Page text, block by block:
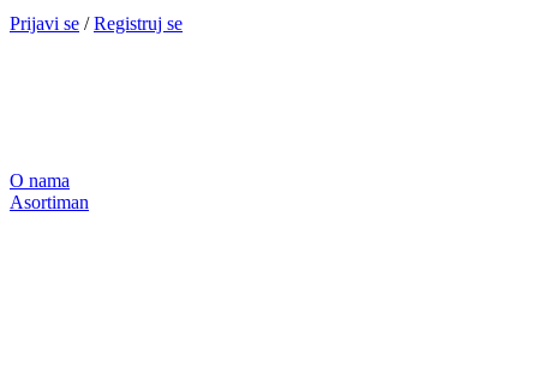
Prijavi se /Registruj se
O nama
Asortiman